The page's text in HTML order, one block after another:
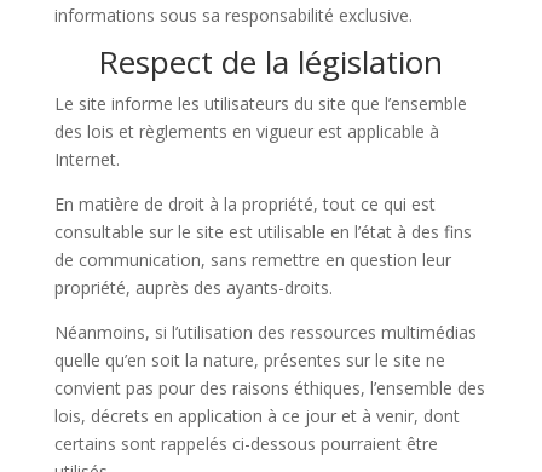
informations sous sa responsabilité exclusive.
Respect de la législation
Le site informe les utilisateurs du site que l’ensemble
des lois et règlements en vigueur est applicable à
Internet.
En matière de droit à la propriété, tout ce qui est
consultable sur le site est utilisable en l’état à des fins
de communication, sans remettre en question leur
propriété, auprès des ayants-droits.
Néanmoins, si l’utilisation des ressources multimédias
quelle qu’en soit la nature, présentes sur le site ne
convient pas pour des raisons éthiques, l’ensemble des
lois, décrets en application à ce jour et à venir, dont
certains sont rappelés ci-dessous pourraient être